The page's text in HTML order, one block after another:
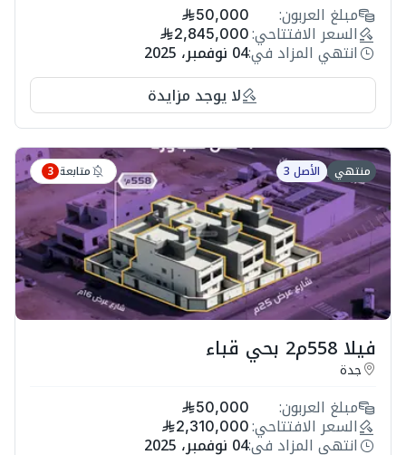
مبلغ العربون: 50,000
السعر الافتتاحي: 2,845,000
انتهي المزاد في:04 نوفمبر، 2025
لا يوجد مزايدة
منتهي الأصل 3 متابعة 3
فيلا 558م2 بحي قباء
جدة
مبلغ العربون: 50,000
السعر الافتتاحي: 2,310,000
انتهي المزاد في:04 نوفمبر، 2025